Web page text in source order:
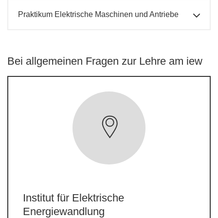
Praktikum Elektrische Maschinen und Antriebe
Bei allgemeinen Fragen zur Lehre am iew
Institut für Elektrische
Energiewandlung